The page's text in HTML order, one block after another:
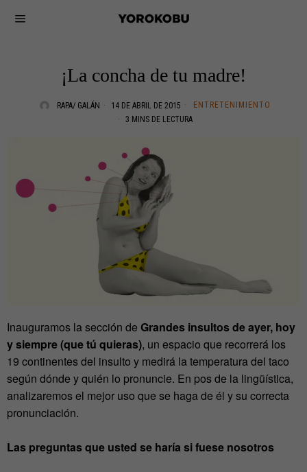
¡La concha de tu madre!
RAPA/ GALÁN 14 DE ABRIL DE 2015
ENTRETENIMIENTO
3 MINS DE LECTURA
Inauguramos la sección de Grandes insultos de ayer, hoy
y siempre (que tú quieras), un espacio que recorrerá los
19 continentes del insulto y medirá la temperatura del taco
según dónde y quién lo pronuncie. En pos de la lingüística,
analizaremos el mejor uso que se haga de él y su correcta
pronunciación.
Las preguntas que usted se haría si fuese nosotros